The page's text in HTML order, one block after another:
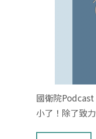
國衛院
小了！除了致